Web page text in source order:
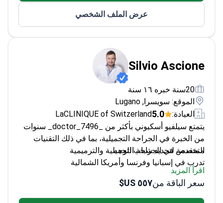
عرض الملف الشخصي
Silvio Ascione
20سنة خبره ١٦ سنة
الموقع: سويسرا, Lugano
العيادة:
5.0
LaCLINIQUE of Switzerland
يتمتع سيلفيو أسكيوني بأكثر من _doctor_7496_ سنوات
من الخبرة في الجراحة التجميلية، بما في ذلك التقنيات
المتقدمة لتجديد شباب الوجه.
متخصص في الجراحة التجميلية والترميمية
تدرب في إسبانيا وفرنسا وأمريكا الشمالية
مشارك منتظم في المؤتمرات الدولية للجراحة
التجميلية
درجة الماجستير في جراحة الأورام التجميلية
اقرأ المزيد
سعر الباقة من٥٥٧ US$